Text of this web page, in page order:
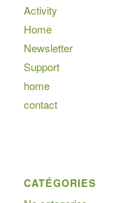
Activity
Home
Newsletter
Support
home
contact
CATÉGORIES